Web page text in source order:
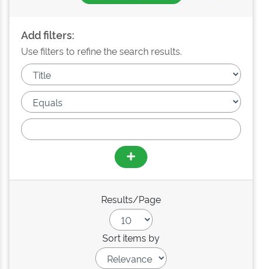
Add filters:
Use filters to refine the search results.
Results/Page
Sort items by